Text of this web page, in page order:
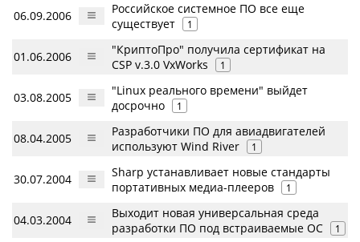
06.09.2006
Российское системное ПО все еще
существует
1
01.06.2006
"КриптоПро" получила сертификат на
CSP v.3.0 VxWorks
1
03.08.2005
"Linux реального времени" выйдет
досрочно
1
08.04.2005
Разработчики ПО для авиадвигателей
используют Wind River
1
30.07.2004
Sharp устанавливает новые стандарты
портативных медиа-плееров
1
04.03.2004
Выходит новая универсальная среда
разработки ПО под встраиваемые ОС
1